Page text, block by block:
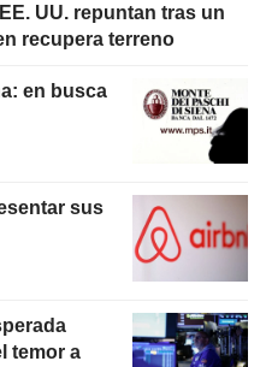
UU. repuntan tras un
recupera terreno
en busca
sus
temor a